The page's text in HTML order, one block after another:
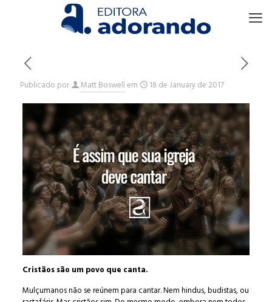
Publicado por Matt Boswellem 18 de January de 2017
Cristãos são um povo que canta.
Mulçumanos não se reúnem para cantar. Nem hindus, budistas, ou